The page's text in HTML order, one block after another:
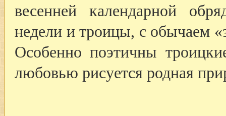
весенней календарной
недели и троицы, с обычаем
Особенно поэтичны
любовью рисуется родная